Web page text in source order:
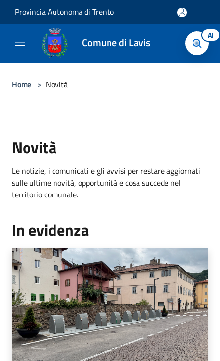
Provincia Autonoma di Trento
Comune di Lavis AI
Home > Novità
Novità
Le notizie, i comunicati e gli avvisi per restare aggiornati
sulle ultime novità, opportunità e cosa succede nel
territorio comunale.
In evidenza